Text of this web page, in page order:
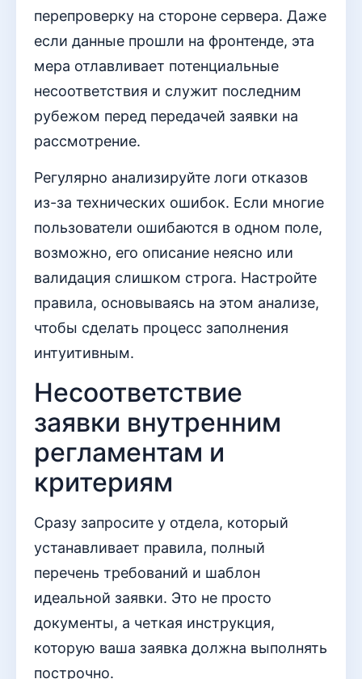
перепроверку на стороне сервера. Даже
если данные прошли на фронтенде, эта
мера отлавливает потенциальные
несоответствия и служит последним
рубежом перед передачей заявки на
рассмотрение.
Регулярно анализируйте логи отказов
из-за технических ошибок. Если многие
пользователи ошибаются в одном поле,
возможно, его описание неясно или
валидация слишком строга. Настройте
правила, основываясь на этом анализе,
чтобы сделать процесс заполнения
интуитивным.
Несоответствие
заявки внутренним
регламентам и
критериям
Сразу запросите у отдела, который
устанавливает правила, полный
перечень требований и шаблон
идеальной заявки. Это не просто
документы, а четкая инструкция,
которую ваша заявка должна выполнять
построчно.